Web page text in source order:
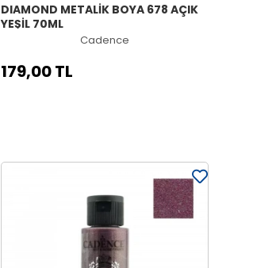
DIAMOND METALİK BOYA 678 AÇIK
YEŞİL 70ML
Cadence
179,00 TL